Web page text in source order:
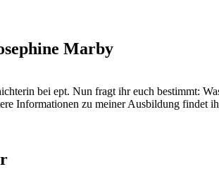
Marby
bei ept. Nun fragt ihr euch bestimmt:
Informationen zu meiner Ausbildung findet